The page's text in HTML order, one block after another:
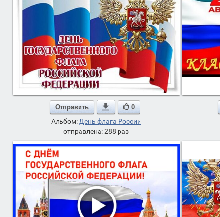
Отправить  0
Альбом: День флага России
отправлена: 288 раз